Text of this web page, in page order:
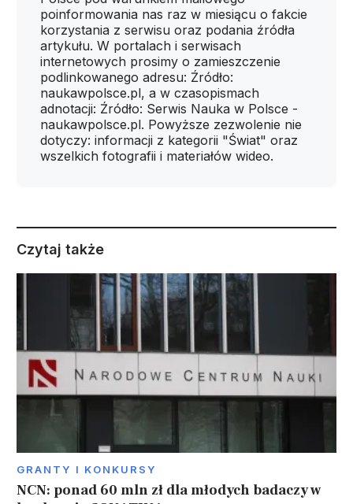
poinformowania nas raz w miesiącu o fakcie
korzystania z serwisu oraz podania źródła
artykułu. W portalach i serwisach
internetowych prosimy o zamieszczenie
podlinkowanego adresu: Źródło:
naukawpolsce.pl, a w czasopismach
adnotacji: Źródło: Serwis Nauka w Polsce -
naukawpolsce.pl. Powyższe zezwolenie nie
dotyczy: informacji z kategorii "Świat" oraz
wszelkich fotografii i materiałów wideo.
Czytaj także
GRANTY I KONKURSY
NCN: ponad 60 mln zł dla młodych badaczy w